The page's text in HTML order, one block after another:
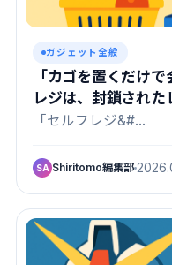
ガジェット全般
「カゴを置くだけ
レジは、封鎖され
「セルフレジ&#…
SA Shiritomo編集部